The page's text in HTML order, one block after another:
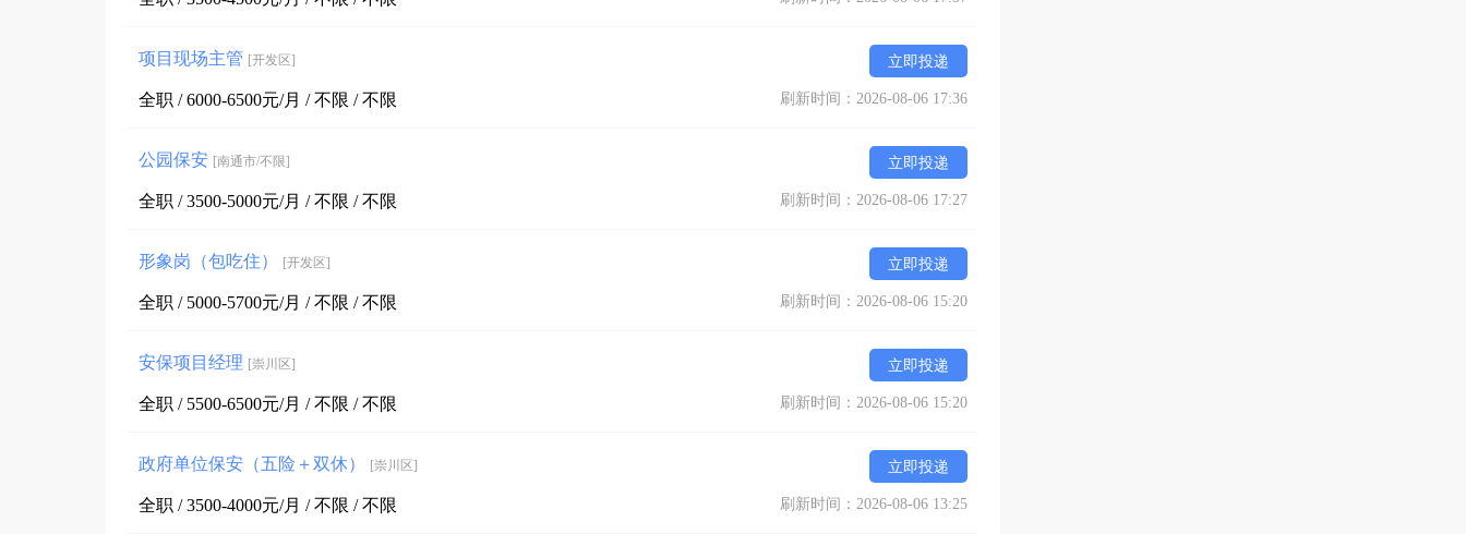
项目现场主管 [开发区] 立即投递
全职 / 6000-6500元/月 / 不限 / 不限 刷新时间：2026-08-06 17:36
公园保安 [南通市/不限] 立即投递
全职 / 3500-5000元/月 / 不限 / 不限 刷新时间：2026-08-06 17:27
形象岗（包吃住） [开发区] 立即投递
全职 / 5000-5700元/月 / 不限 / 不限 刷新时间：2026-08-06 15:20
安保项目经理 [崇川区] 立即投递
全职 / 5500-6500元/月 / 不限 / 不限 刷新时间：2026-08-06 15:20
政府单位保安（五险＋双休） [崇川区] 立即投递
全职 / 3500-4000元/月 / 不限 / 不限 刷新时间：2026-08-06 13:25